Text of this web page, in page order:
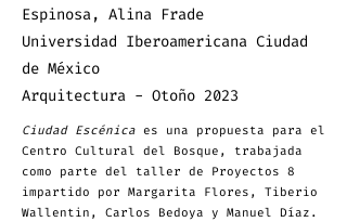
Espinosa, Alina Frade
Universidad Iberoamericana Ciudad
de México
Arquitectura - Otoño 2023
Ciudad Escénica es una propuesta para el
Centro Cultural del Bosque, trabajada
como parte del taller de Proyectos 8
impartido por Margarita Flores, Tiberio
Wallentin, Carlos Bedoya y Manuel Díaz.